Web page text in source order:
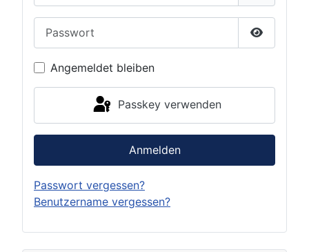
Passwort
Angemeldet bleiben
Passkey verwenden
Anmelden
Passwort vergessen?
Benutzername vergessen?